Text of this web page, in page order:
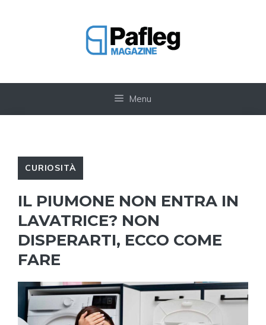
Menu
CURIOSITÀ
IL PIUMONE NON ENTRA IN
LAVATRICE? NON
DISPERARTI, ECCO COME
FARE